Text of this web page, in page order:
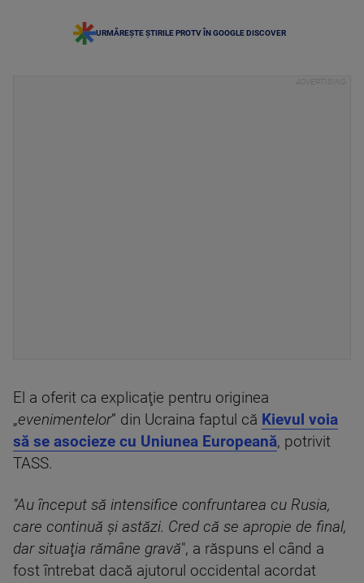
URMĂREȘTE ȘTIRILE PROTV ÎN GOOGLE DISCOVER
El a oferit ca explicaţie pentru originea
„evenimentelor” din Ucraina faptul că Kievul voia
să se asocieze cu Uniunea Europeană, potrivit
TASS.
"Au început să intensifice confruntarea cu Rusia,
care continuă şi astăzi. Cred că se apropie de final,
dar situaţia rămâne gravă", a răspuns el când a
fost întrebat dacă ajutorul occidental acordat